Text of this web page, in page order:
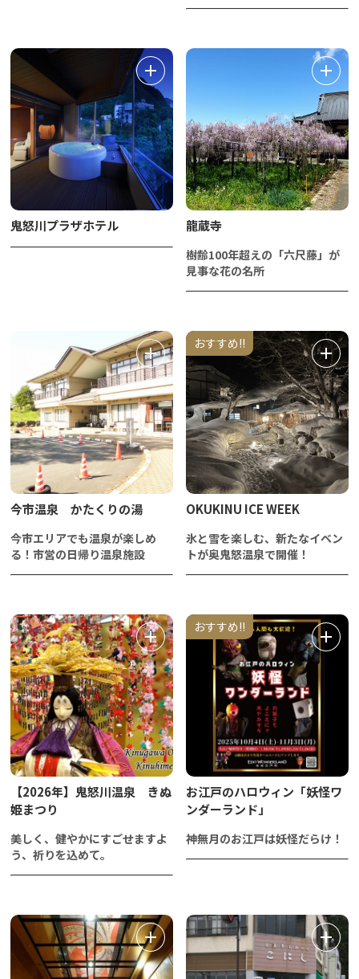
鬼怒川プラザホテル 龍蔵寺
樹齢100年超えの「六尺藤」が
見事な花の名所
今市温泉 かたくりの湯
今市エリアでも温泉が楽しめ
る！市営の日帰り温泉施設
おすすめ!!
OKUKINU ICE WEEK
氷と雪を楽しむ、新たなイベン
トが奥鬼怒温泉で開催！
【2026年】鬼怒川温泉 きぬ
姫まつり
美しく、健やかにすごせますよ
う、祈りを込めて。
おすすめ!!
お江戸のハロウィン「妖怪ワ
ンダーランド」
神無月のお江戸は妖怪だらけ！